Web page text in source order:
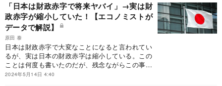
「日本は財政赤字で将来ヤバイ」→実は財
政赤字が縮小していた！【エコノミストが
データで解説】
原田 泰
日本は財政赤字で大変なことになると言われてい
るが、実は日本の財政赤字は縮小している。この
ことは何度も書いたのだが、残念ながらこの事実
を認めて下さる方は少ない（例えば、「日本の財
2024年5月14日 4:40